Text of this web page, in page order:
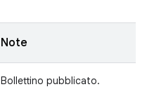
Note
Bollettino pubblicato.